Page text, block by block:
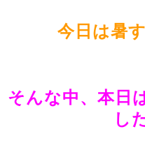
今日は暑
そんな中、本日
し